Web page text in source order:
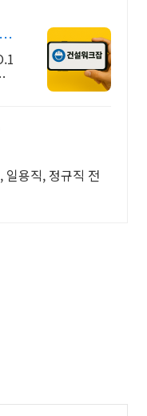
일용직, 정규직 전